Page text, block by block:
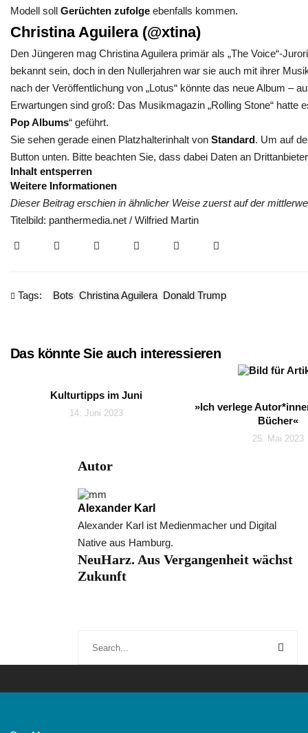
Modell soll Gerüchten zufolge ebenfalls kommen.
Christina Aguilera (@xtina)
Den Jüngeren mag Christina Aguilera primär als „The Voice“-
bekannt sein, doch in den Nullerjahren war sie auch mit ihrer
nach der Veröffentlichung von „Lotus“ könnte das neue Album –
Erwartungen sind groß: Das Musikmagazin „Rolling Stone“ hatte
Pop Albums“ geführt.
Sie sehen gerade einen Platzhalterinhalt von Standard. Um auf
Button unten. Bitte beachten Sie, dass dabei Daten an
Inhalt entsperren
Weitere Informationen
Dieser Beitrag erschien in ähnlicher Weise zuerst auf der
Titelbild: panthermedia.net / Wilfried Martin
Tags: Bots Christina Aguilera Donald Trump
Das könnte Sie auch interessieren
Kulturtipps im Juni
14. Juni 2023
»Ich verlege
Bücher«
25. Mai 2023
Autor
Alexander Karl
Alexander Karl ist Medienmacher und Digital
Native aus Hamburg.
NeuHarz. Aus Vergangenheit wächst
Zukunft